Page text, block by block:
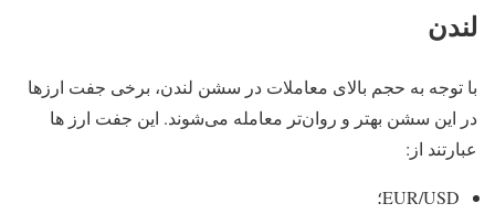
لندن
با توجه به حجم بالای معاملات در سشن لندن، برخی جفت ارزها
در این سشن بهتر و روان‌تر معامله می‌شوند. این جفت ارز ها
عبارتند از:
EUR/USD؛